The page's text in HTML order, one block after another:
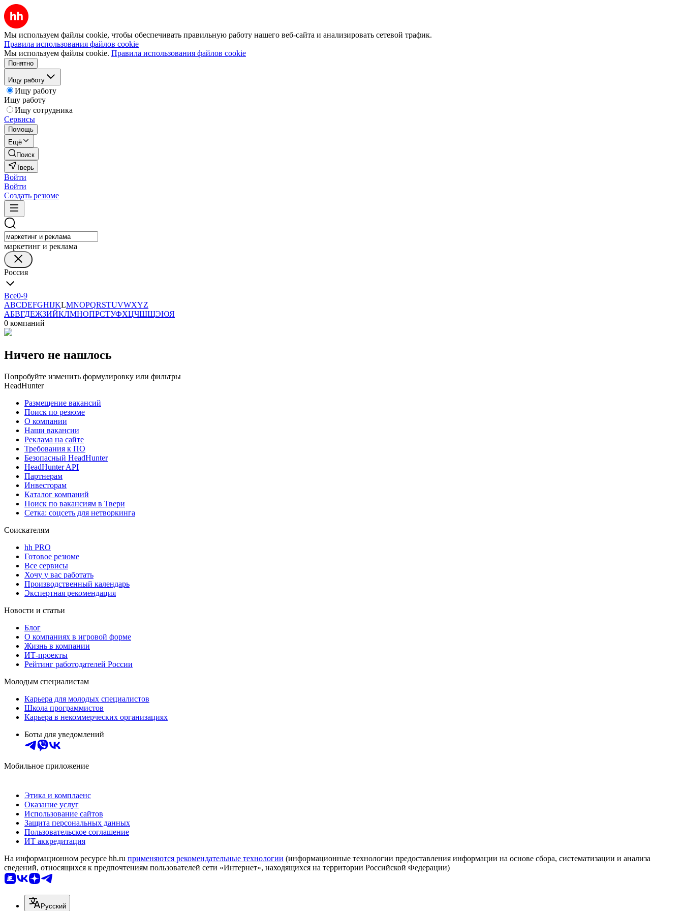
Мы используем файлы cookie, чтобы обеспечивать правильную работу нашего веб-сайта и анализировать сетевой трафик.
Правила использования файлов cookie
Мы используем файлы cookie. Правила использования файлов cookie
Понятно
Ищу работу
Ищу работу
Ищу работу
Ищу сотрудника
Сервисы
Помощь
Ещё
Поиск
Тверь
Войти
Войти
Создать резюме
маркетинг и реклама
Россия
Все0-9
ABCDEFGHIJKLMNOPQRSTUVWXYZ
АБВГДЕЖЗИЙКЛМНОПРСТУФХЦЧШЩЭЮЯ
0 компаний
Ничего не нашлось
Попробуйте изменить формулировку или фильтры
HeadHunter
Размещение вакансий
Поиск по резюме
О компании
Наши вакансии
Реклама на сайте
Требования к ПО
Безопасный HeadHunter
HeadHunter API
Партнерам
Инвесторам
Каталог компаний
Поиск по вакансиям в Твери
Сетка: соцсеть для нетворкинга
Соискателям
hh PRO
Готовое резюме
Все сервисы
Хочу у вас работать
Производственный календарь
Экспертная рекомендация
Новости и статьи
Блог
О компаниях в игровой форме
Жизнь в компании
ИТ-проекты
Рейтинг работодателей России
Молодым специалистам
Карьера для молодых специалистов
Школа программистов
Карьера в некоммерческих организациях
Боты для уведомлений
Мобильное приложение
Этика и комплаенс
Оказание услуг
Использование сайтов
Защита персональных данных
Пользовательское соглашение
ИТ аккредитация
На информационном ресурсе hh.ru применяются рекомендательные технологии (информационные технологии предоставления информации на основе сбора, систематизации и анализа
сведений, относящихся к предпочтениям пользователей сети «Интернет», находящихся на территории Российской Федерации)
Русский